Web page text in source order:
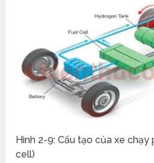
Hình 2-9: Cấu tạo của xe chạy
cell)